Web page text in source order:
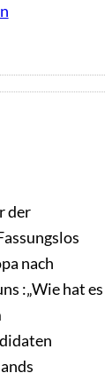
der
nach
:„Wie hat es